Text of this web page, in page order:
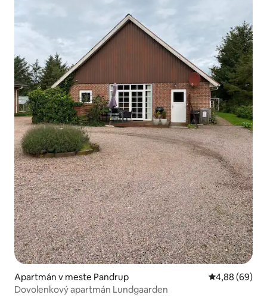
Apartmán v meste Pandrup Priemerné
4,88 (69)
Dovolenkový apartmán Lundgaarden